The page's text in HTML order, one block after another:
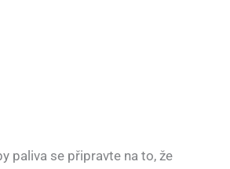
paliva se připravte na to, že